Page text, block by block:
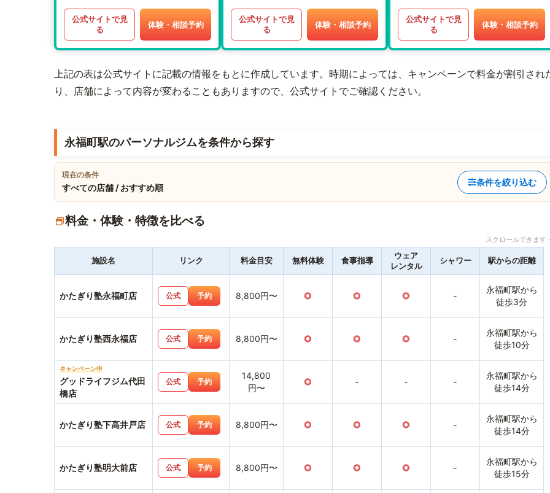
公式サイトで見
る
体験・相談予約
公式サイトで見
る
体験・相談予約
公式サイトで見
る
体験・相談予約
上記の表は公式サイトに記載の情報をもとに作成しています。時期によっては、キャンペーンで料金が割引され
り、店舗によって内容が変わることもありますので、公式サイトでご確認ください。
永福町駅のパーソナルジムを条件から探す
現在の条件
すべての店舗 / おすすめ順
条件を絞り込む
料金・体験・特徴を比べる
スクロールできま
施設名 リンク 料金目安 無料体験 食事指導
ウェア
レンタル
シャワー 駅からの距離
かたぎり塾永福町店 公式 予約 8,800円〜 ○ ○ ○ -
永福町駅から
徒歩3分
かたぎり塾西永福店 公式 予約 8,800円〜 ○ ○ ○ -
永福町駅から
徒歩10分
キャンペーン中
グッドライフジム代田
橋店
公式 予約
14,800
円〜
○ - - -
永福町駅から
徒歩14分
かたぎり塾下高井戸店 公式 予約 8,800円〜 ○ ○ ○ -
永福町駅から
徒歩14分
かたぎり塾明大前店 公式 予約 8,800円〜 ○ ○ ○ -
永福町駅から
徒歩15分